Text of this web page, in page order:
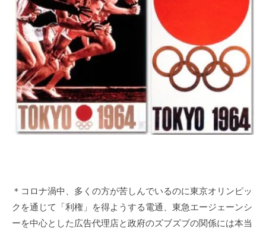
＊コロナ渦中、多くの方が苦しんでいるのに東京オリンピッ
クを通じて「利権」を得ようする電通、東急エージェーンシ
ーを中心とした広告代理店と政府のズブズブの関係には本当